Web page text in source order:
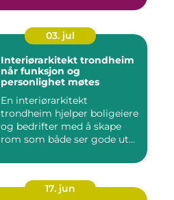
03. jul
Interiørarkitekt trondheim
når funksjon og
personlighet møtes
En interiørarkitekt
trondheim hjelper boligeiere
og bedrifter med å skape
rom som både ser gode ut
17. jun